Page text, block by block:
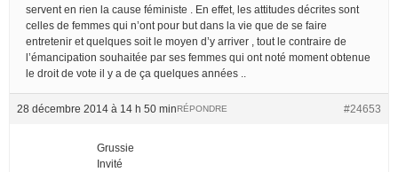
servent en rien la cause féministe . En effet, les attitudes décrites sont
celles de femmes qui n’ont pour but dans la vie que de se faire
entretenir et quelques soit le moyen d’y arriver , tout le contraire de
l’émancipation souhaitée par ses femmes qui ont noté moment obtenue
le droit de vote il y a de ça quelques années ..
28 décembre 2014 à 14 h 50 min #24653
RÉPONDRE
Grussie
Invité